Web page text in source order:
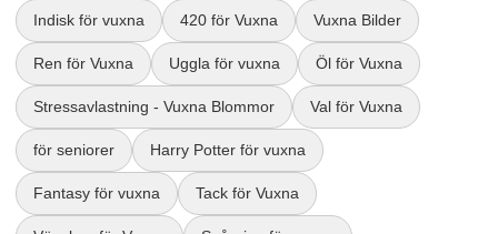
Indisk för vuxna 420 för Vuxna Vuxna Bilder
Ren för Vuxna Uggla för vuxna Öl för Vuxna
Stressavlastning - Vuxna Blommor Val för Vuxna
för seniorer Harry Potter för vuxna
Fantasy för vuxna Tack för Vuxna